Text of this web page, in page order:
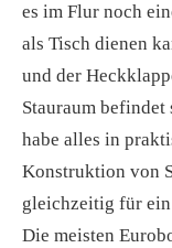
es im Flur noch
als Tisch dienen
und der
Stauraum
habe alles in
Konstruktion von
gleichzeitig für ein
Die meisten